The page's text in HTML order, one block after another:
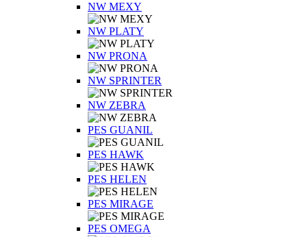
NW MEXY
NW PLATY
NW PRONA
NW SPRINTER
NW ZEBRA
PES GUANIL
PES HAWK
PES HELEN
PES MIRAGE
PES OMEGA